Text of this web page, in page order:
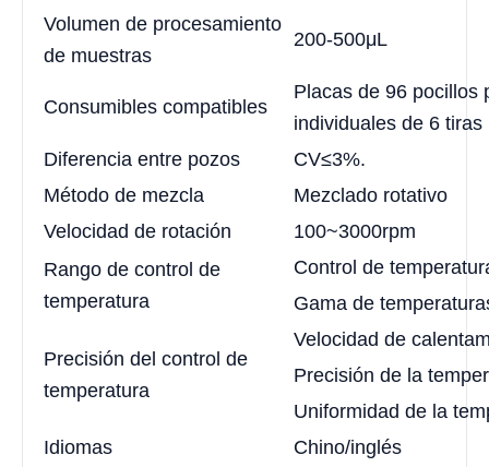
Volumen de procesamiento
de muestras
200-500μL
Consumibles compatibles
Placas de 96 pocillos
individuales de 6 tiras
Diferencia entre pozos
CV≤3%.
Método de mezcla
Mezclado rotativo
Velocidad de rotación
100~3000rpm
Rango de control de
temperatura
Control de
Gama de
Precisión del control de
temperatura
Velocidad de
Precisión de la
Uniformidad de la
Idiomas
Chino/inglés